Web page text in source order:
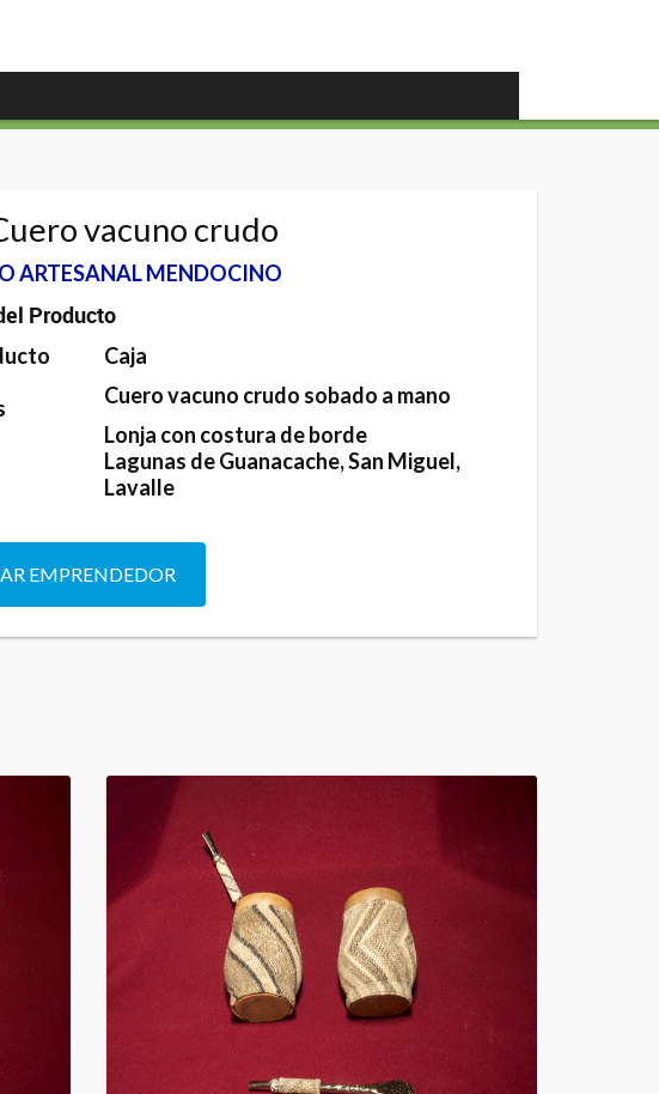
vacuno crudo
ARTESANAL MENDOCINO
Producto
Caja
Cuero vacuno crudo sobado a mano
Lonja con costura de borde
Lagunas de Guanacache, San Miguel,
Lavalle
EMPRENDEDOR